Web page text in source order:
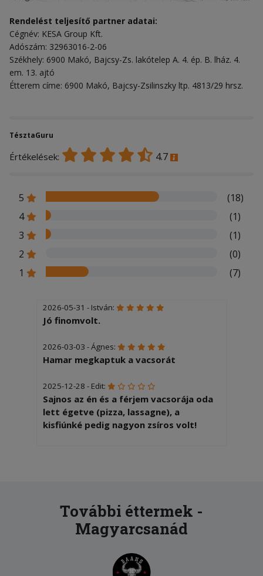
Rendelést teljesítő partner adatai:
Cégnév: KESA Group Kft.
Adószám: 32963016-2-06
Székhely: 6900 Makó, Bajcsy-Zs. lakótelep A. 4. ép. B. lház. 4.
em. 13. ajtó
Étterem címe: 6900 Makó, Bajcsy-Zsilinszky ltp. 4813/29 hrsz.
TésztaGuru
Értékelések: 4.7
5
(18)
4
(1)
3
(1)
2
(0)
1
(7)
2026-05-31 - István:
Jó finomvolt.
2026-03-03 - Ágnes:
Hamar megkaptuk a vacsorát
2025-12-28 - Edit:
Sajnos az én és a férjem vacsorája oda
lett égetve (pizza, lassagne), a
kisfiúnké pedig nagyon zsíros volt!
gombából nem a lé, hanem a zsír folyt,
és semmi íze nem v! A karfiol fogyott el
egyedül a többi ment a kukába. A
tavaszi tészta tele volt csirkeínnel-
gondolom combból volt-, undorító volt,
ahogy lógtak az ínszalagok. Mindenzt
További éttermek -
Magyarcsanád